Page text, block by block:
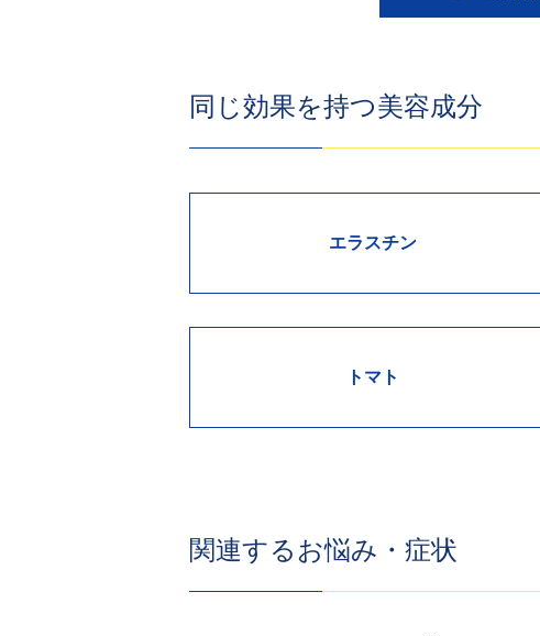
同じ効果を持つ美容成分
エラスチン
トマト
関連するお悩み・症状